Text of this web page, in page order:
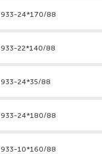
933-24*170/88
933-22*140/88
933-24*35/88
933-24*180/88
933-10*160/88